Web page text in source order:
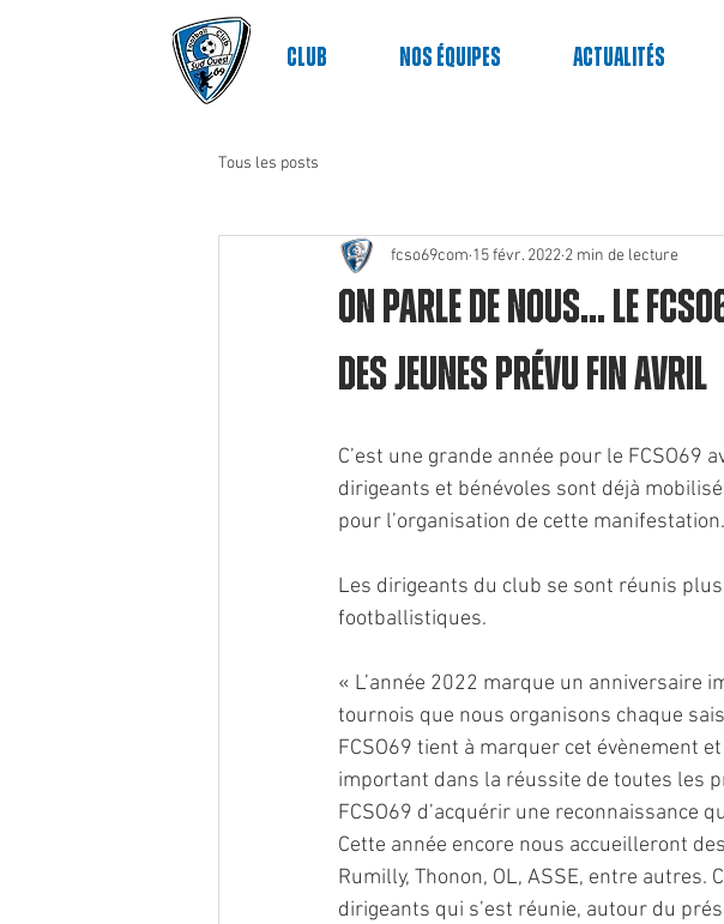
Club nos équipes Actualités
Tous les posts
On parle de nous... Le
des jeunes prévu fin avril
fcso69com 15 févr. 2022 2 min de lecture
C’est une grande année pour le FCSO69
dirigeants et bénévoles sont déjà
pour l’organisation de cette manifestation.
Les dirigeants du club se sont réunis
footballistiques.
« L’année 2022 marque un anniversaire
tournois que nous organisons chaque
FCSO69 tient à marquer cet évènement
important dans la réussite de toutes les
FCSO69 d’acquérir une reconnaissance
Cette année encore nous accueilleront
Rumilly, Thonon, OL, ASSE, entre autres.
dirigeants qui s’est réunie, autour du